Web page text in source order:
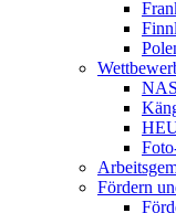
Fördern